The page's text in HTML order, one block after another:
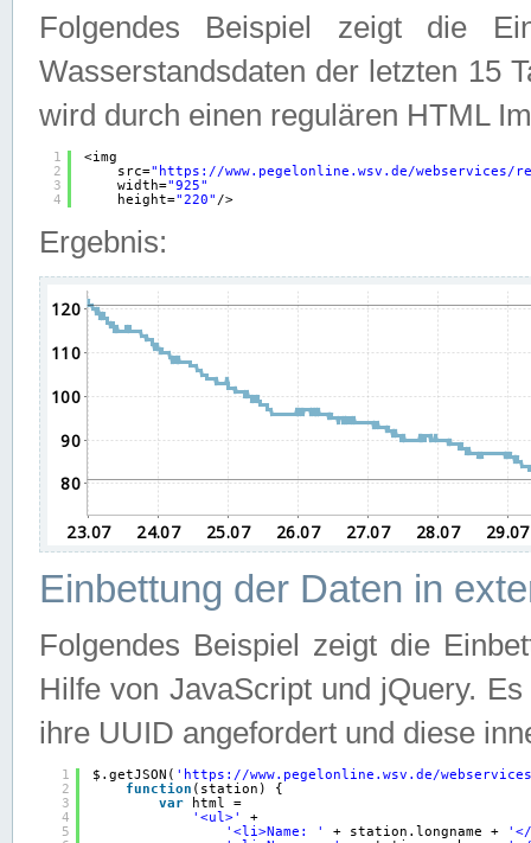
Folgendes Beispiel zeigt die
Wasserstandsdaten der letzten 15
wird durch einen regulären HTML
1
2
3
4
<img
src=" https://www.pegelonline.wsv.de/webservices/
width="925"
height="220" />
Ergebnis:
Einbettung der Daten in
Folgendes Beispiel zeigt die
Hilfe von JavaScript und jQuery.
ihre UUID angefordert und diese
1
2
3
4
5
$.getJSON( ' https://www.pegelonline.wsv.de/
function (station) {
var
html =
'<ul>'
+
'<li>Name: '
+ station.longname +